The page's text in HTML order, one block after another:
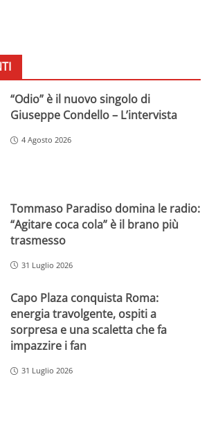
“Odio” è il nuovo singolo di
Giuseppe Condello – L’intervista
4 Agosto 2026
Tommaso Paradiso domina le radio:
“Agitare coca cola” è il brano più
trasmesso
31 Luglio 2026
Capo Plaza conquista Roma:
energia travolgente, ospiti a
sorpresa e una scaletta che fa
impazzire i fan
31 Luglio 2026